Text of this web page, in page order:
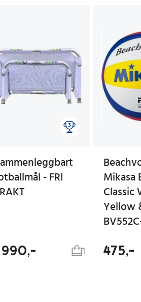
- FRI
990,- 1
Mikasa
Classic
Yellow
475,-